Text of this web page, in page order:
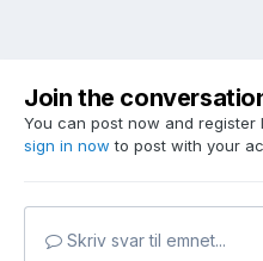
Join the
You can post now and
sign in now to post with your
Skriv svar til emnet...